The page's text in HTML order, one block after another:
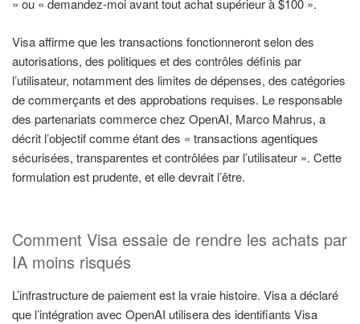
» ou « demandez-moi avant tout achat supérieur à $100 ».
Visa affirme que les transactions fonctionneront selon des
autorisations, des politiques et des contrôles définis par
l’utilisateur, notamment des limites de dépenses, des catégories
de commerçants et des approbations requises. Le responsable
des partenariats commerce chez OpenAI, Marco Mahrus, a
décrit l’objectif comme étant des « transactions agentiques
sécurisées, transparentes et contrôlées par l’utilisateur ». Cette
formulation est prudente, et elle devrait l’être.
Comment Visa essaie de rendre les achats par
IA moins risqués
L’infrastructure de paiement est la vraie histoire. Visa a déclaré
que l’intégration avec OpenAI utilisera des identifiants Visa